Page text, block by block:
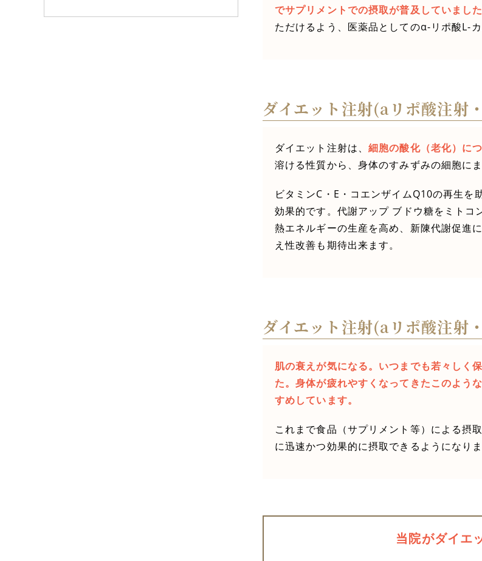
でサプリメントでの摂取が普及していました
ただけるよう、医薬品としてのα-リポ酸L-
ダイエット注射(aリポ酸注射
ダイエット注射は、細胞の酸化（老化）に
溶ける性質から、身体のすみずみの細胞に
ビタミンC・E・コエンザイムQ10の再生
効果的です。代謝アップ ブドウ糖をミトコ
熱エネルギーの生産を高め、新陳代謝促進
え性改善も期待出来ます。
ダイエット注射(aリポ酸注射
肌の衰えが気になる。いつまでも若々しく
た。身体が疲れやすくなってきたこのよう
すめしています。
これまで食品（サプリメント等）による摂
に迅速かつ効果的に摂取できるようになりま
当院がダイエ